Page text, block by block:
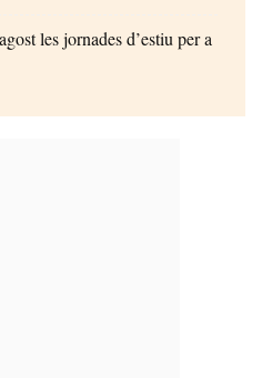
les jornades d’estiu per a